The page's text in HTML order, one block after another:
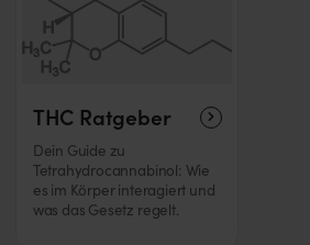
THC Ratgeber
Dein Guide zu
Tetrahydrocannabinol: Wie
es im Körper interagiert und
was das Gesetz regelt.